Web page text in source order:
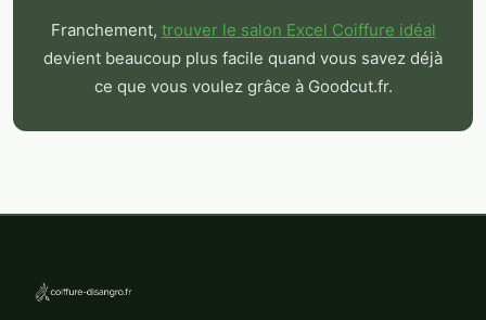
Franchement, trouver le salon Excel Coiffure idéal
devient beaucoup plus facile quand vous savez déjà
ce que vous voulez grâce à Goodcut.fr.